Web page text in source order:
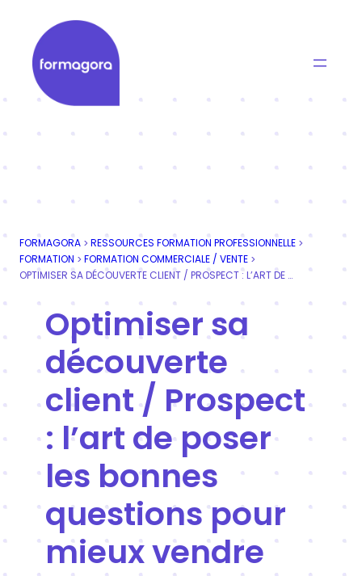
contenu
Formagora
FORMAGORA > RESSOURCES FORMATION PROFESSIONNELLE >
FORMATION > FORMATION COMMERCIALE / VENTE >
OPTIMISER SA DÉCOUVERTE CLIENT / PROSPECT : L’ART DE POSER LES BONNES QUESTIONS POUR MIEUX VENDRE
Optimiser sa
découverte
client / Prospect
: l’art de poser
les bonnes
questions pour
mieux vendre